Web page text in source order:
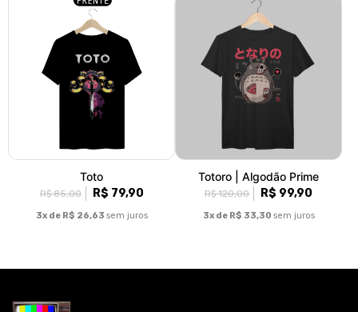
Toto
R$ 85,00 R$ 79,90
3x de R$ 26,63 sem juros
Totoro | Algodão Prime
R$ 120,00 R$ 99,90
3x de R$ 33,30 sem juros